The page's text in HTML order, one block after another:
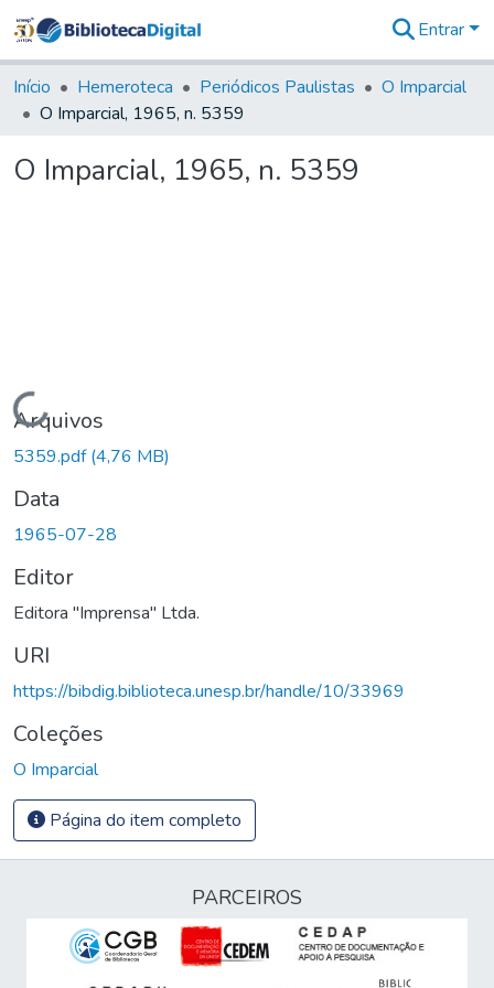
&
Coleções
Tudo na
Digital
Entrar
Início Hemeroteca Periódicos Paulistas
O Imparcial
O Imparcial, 1965, n. 5359
O Imparcial, 1965, n. 5359
Carregando...
Arquivos
5359.pdf(4,76 MB)
Data
1965-07-28
Editor
Editora "Imprensa" Ltda.
URI
https://bibdig.biblioteca.unesp.br/handle/10/33969
Coleções
O Imparcial
Página do item completo
PARCEIROS